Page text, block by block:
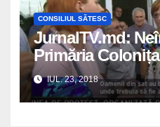
CONSILIUL SĂTESC
JurnalTV.md:
Primăria Colonița
IUL. 23, 2018